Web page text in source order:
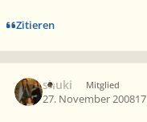
Zitieren
shuki Mitglied
27. November 200817